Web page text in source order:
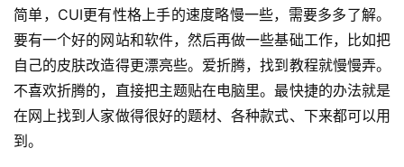
简单，CUI更有性格上手的速度略慢一些，需要多多了解。
要有一个好的网站和软件，然后再做一些基础工作，比如把
自己的皮肤改造得更漂亮些。 爱折腾，找到教程就慢慢弄。
不喜欢折腾的，直接把主题贴在电脑里。最快捷的办法就是
在网上找到人家做得很好的题材、各种款式、下来都可以用
到。